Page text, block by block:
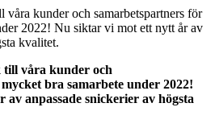
kunder och samarbetspartners för
2022! Nu siktar vi mot ett nytt år av
kvalitet.
våra kunder och
bra samarbete under 2022!
anpassade snickerier av högsta